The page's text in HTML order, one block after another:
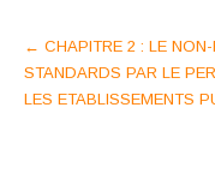
Post
navigation
← CHAPITRE 2 : LE
STANDARDS PAR LE
LES ETABLISSEMENTS